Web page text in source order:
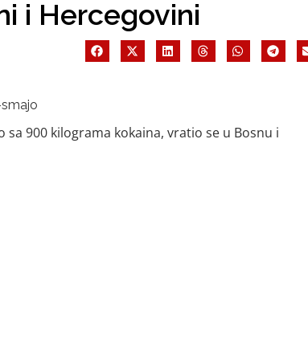
i Hercegovini
900 kilograma kokaina, vratio se u Bosnu i